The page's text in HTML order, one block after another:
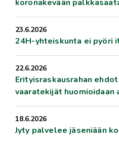
koronakevään
23.6.2026
24H-yhteiskunta ei pyöri
22.6.2026
Erityisraskausrahan
vaaratekijät huomioidaan
18.6.2026
Jyty palvelee jäseniään